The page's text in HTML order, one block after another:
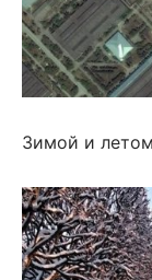
Зимой и